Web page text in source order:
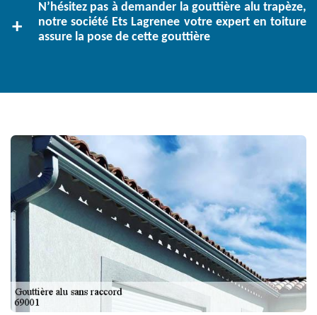
N’hésitez pas à demander la gouttière alu trapèze,
notre société Ets Lagrenee votre expert en toiture
assure la pose de cette gouttière